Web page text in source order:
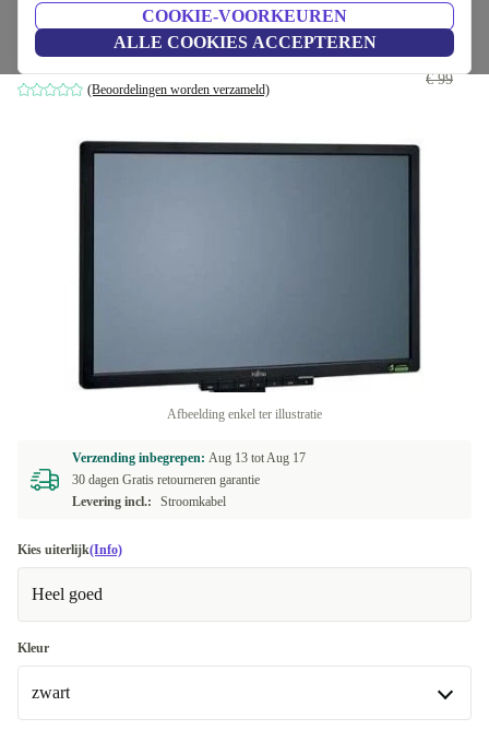
COOKIE-VOORKEUREN
ALLE COOKIES ACCEPTEREN
Fujitsu Display B22W-6 | 22"
zonder voet | Zwart
(Beoordelingen worden verzameld)
€ 64
€ 99
Afbeelding enkel ter illustratie
Verzending inbegrepen: Aug 13 totAug 17
30 dagen Gratis retourneren garantie
Levering incl.:
Stroomkabel
Kies uiterlijk(Info)
Heel goed
Kleur
zwart